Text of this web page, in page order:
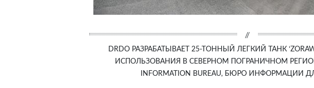
DRDO РАЗРАБАТЫВАЕТ 25-ТОННЫЙ ЛЕГКИЙ ТАНК
ИСПОЛЬЗОВАНИЯ В СЕВЕРНОМ ПОГРАНИЧНОМ
INFORMATION BUREAU, БЮРО ИНФОРМАЦИИ